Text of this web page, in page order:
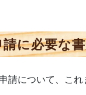
請に必要な
請について、これ